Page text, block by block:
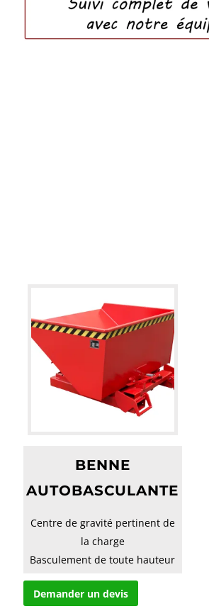
BENNE
AUTOBASCULANTE
Centre de gravité pertinent de
la charge
Basculement de toute hauteur
par commande à
cable dep...
Demander un devis